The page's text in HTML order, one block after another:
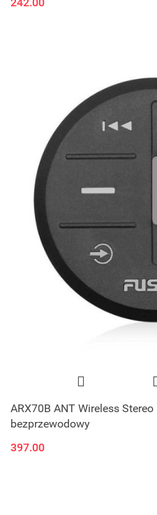
ARX70B ANT Wireless
bezprzewodowy
397.00